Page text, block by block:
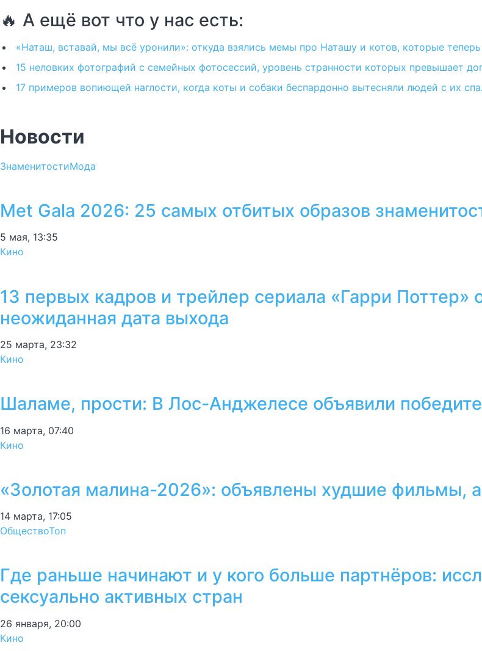
🔥 А ещё вот что у нас есть:
«Наташ, вставай, мы всё уронили»: откуда взялись мемы про Наташу и котов, которые теперь
15 неловких фотографий с семейных фотосессий, уровень странности которых превышает
17 примеров вопиющей наглости, когда коты и собаки беспардонно вытесняли людей с их
Новости
ЗнаменитостиМода
Met Gala 2026: 25 самых отбитых образов
5 мая, 13:35
Кино
13 первых кадров и трейлер сериала «Гарри Поттер»
неожиданная дата выхода
25 марта, 23:32
Кино
Шаламе, прости: В Лос-Анджелесе объявили
16 марта, 07:40
Кино
«Золотая малина-2026»: объявлены худшие фильмы,
14 марта, 17:05
ОбществоТоп
Где раньше начинают и у кого больше партнёров:
сексуально активных стран
26 января, 20:00
Кино